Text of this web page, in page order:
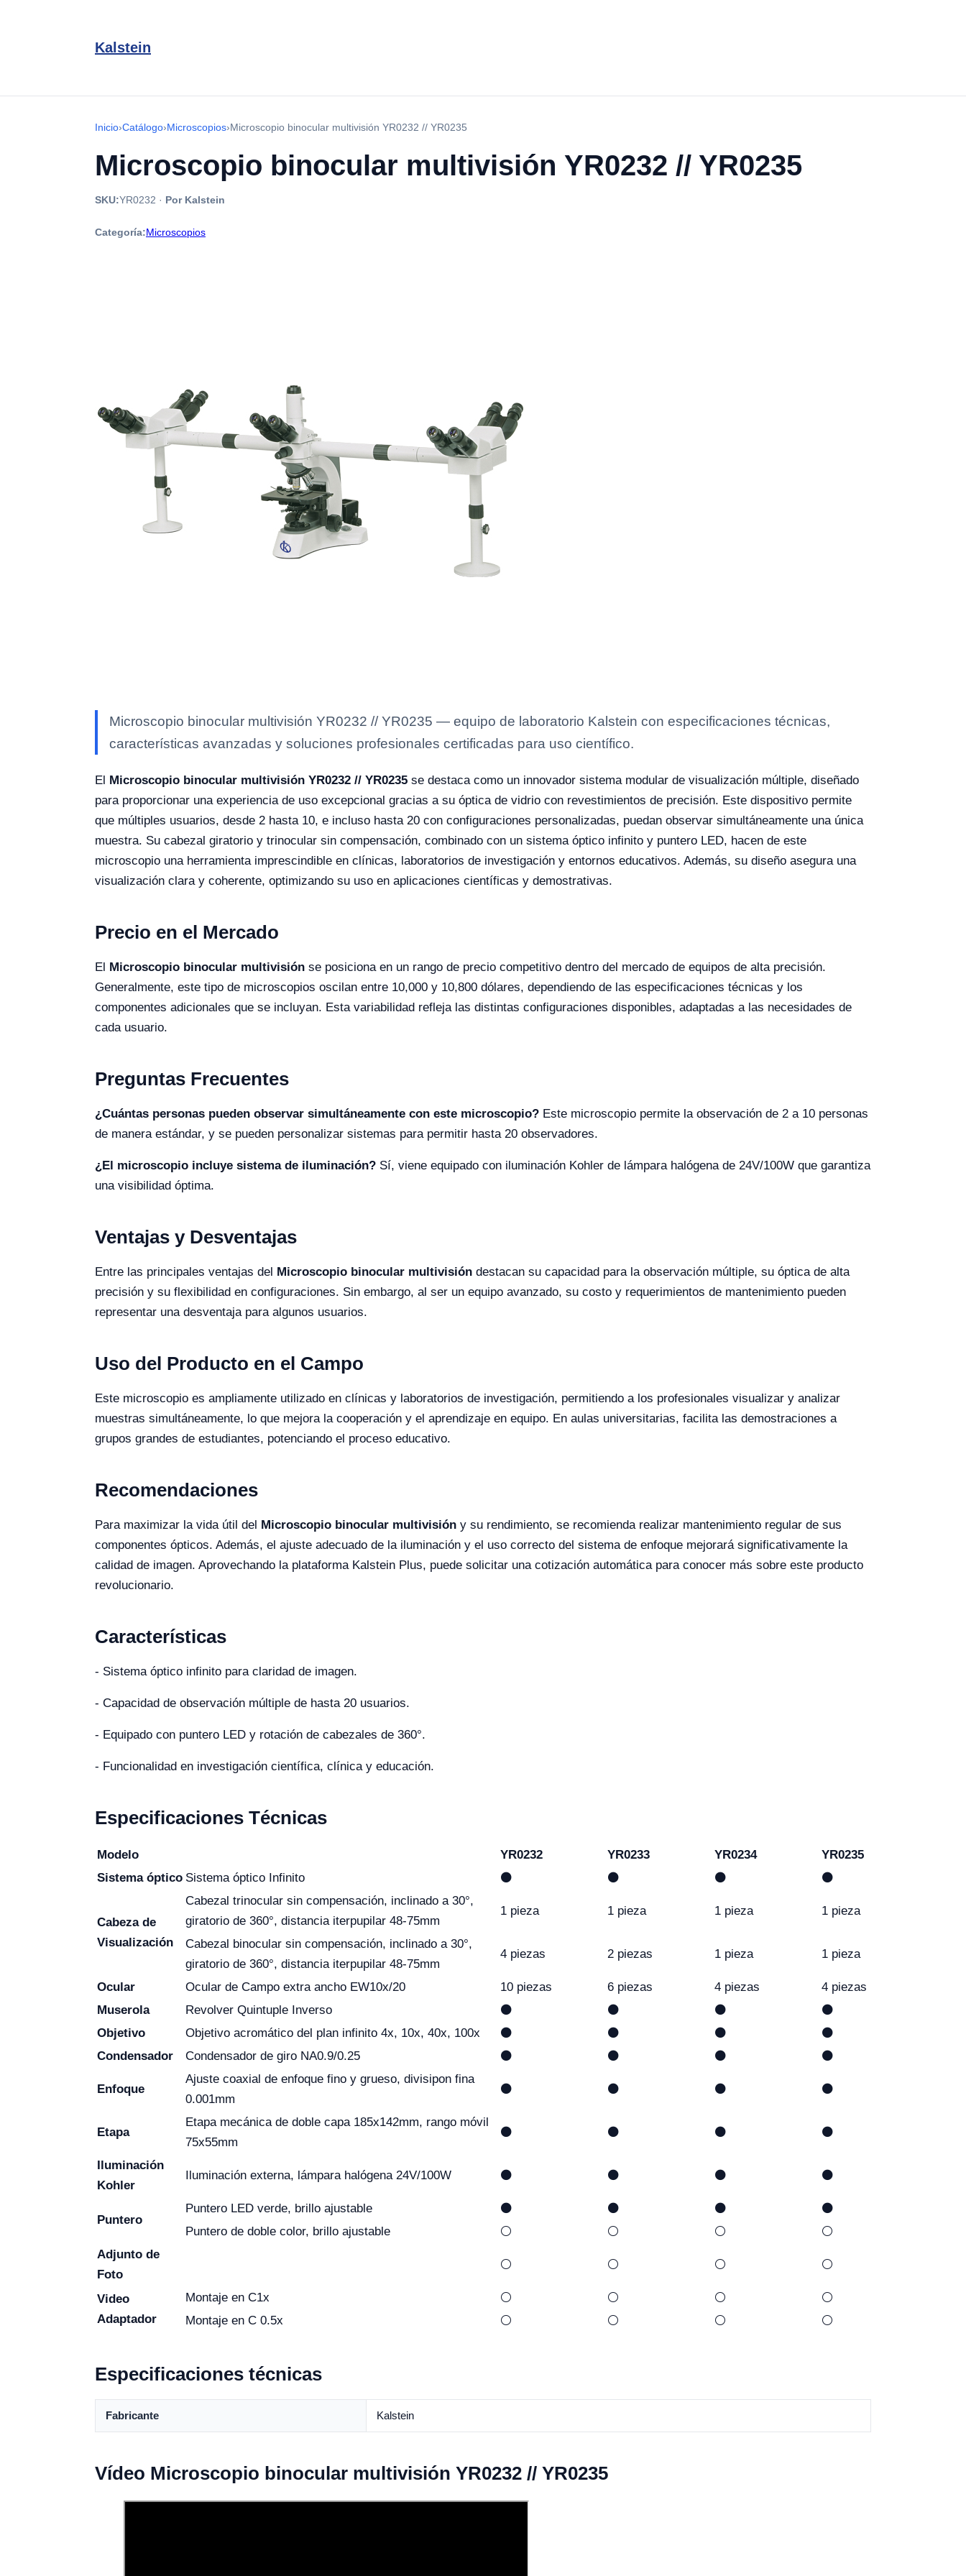
Kalstein
Inicio›Catálogo›Microscopios›Microscopio binocular multivisión YR0232 // YR0235
Microscopio binocular multivisión YR0232 // YR0235
SKU:YR0232 · Por Kalstein
Categoría:Microscopios
Microscopio binocular multivisión YR0232 // YR0235 — equipo de laboratorio Kalstein con especificaciones técnicas,
características avanzadas y soluciones profesionales certificadas para uso científico.
El Microscopio binocular multivisión YR0232 // YR0235 se destaca como un innovador sistema modular de visualización múltiple, diseñado
para proporcionar una experiencia de uso excepcional gracias a su óptica de vidrio con revestimientos de precisión. Este dispositivo permite
que múltiples usuarios, desde 2 hasta 10, e incluso hasta 20 con configuraciones personalizadas, puedan observar simultáneamente una única
muestra. Su cabezal giratorio y trinocular sin compensación, combinado con un sistema óptico infinito y puntero LED, hacen de este
microscopio una herramienta imprescindible en clínicas, laboratorios de investigación y entornos educativos. Además, su diseño asegura una
visualización clara y coherente, optimizando su uso en aplicaciones científicas y demostrativas.
Precio en el Mercado
El Microscopio binocular multivisión se posiciona en un rango de precio competitivo dentro del mercado de equipos de alta precisión.
Generalmente, este tipo de microscopios oscilan entre 10,000 y 10,800 dólares, dependiendo de las especificaciones técnicas y los
componentes adicionales que se incluyan. Esta variabilidad refleja las distintas configuraciones disponibles, adaptadas a las necesidades de
cada usuario.
Preguntas Frecuentes
¿Cuántas personas pueden observar simultáneamente con este microscopio? Este microscopio permite la observación de 2 a 10 personas
de manera estándar, y se pueden personalizar sistemas para permitir hasta 20 observadores.
¿El microscopio incluye sistema de iluminación? Sí, viene equipado con iluminación Kohler de lámpara halógena de 24V/100W que garantiza
una visibilidad óptima.
Ventajas y Desventajas
Entre las principales ventajas del Microscopio binocular multivisión destacan su capacidad para la observación múltiple, su óptica de alta
precisión y su flexibilidad en configuraciones. Sin embargo, al ser un equipo avanzado, su costo y requerimientos de mantenimiento pueden
representar una desventaja para algunos usuarios.
Uso del Producto en el Campo
Este microscopio es ampliamente utilizado en clínicas y laboratorios de investigación, permitiendo a los profesionales visualizar y analizar
muestras simultáneamente, lo que mejora la cooperación y el aprendizaje en equipo. En aulas universitarias, facilita las demostraciones a
grupos grandes de estudiantes, potenciando el proceso educativo.
Recomendaciones
Para maximizar la vida útil del Microscopio binocular multivisión y su rendimiento, se recomienda realizar mantenimiento regular de sus
componentes ópticos. Además, el ajuste adecuado de la iluminación y el uso correcto del sistema de enfoque mejorará significativamente la
calidad de imagen. Aprovechando la plataforma Kalstein Plus, puede solicitar una cotización automática para conocer más sobre este producto
revolucionario.
Características
- Sistema óptico infinito para claridad de imagen.
- Capacidad de observación múltiple de hasta 20 usuarios.
- Equipado con puntero LED y rotación de cabezales de 360°.
- Funcionalidad en investigación científica, clínica y educación.
Especificaciones Técnicas
Modelo YR0232 YR0233 YR0234
YR0235
Sistema óptico Sistema óptico Infinito ⚫ ⚫ ⚫ ⚫
Cabeza de
Visualización
Cabezal trinocular sin compensación, inclinado a 30°,
giratorio de 360°, distancia iterpupilar 48-75mm
1 pieza 1 pieza 1 pieza 1 pieza
Cabezal binocular sin compensación, inclinado a 30°,
giratorio de 360°, distancia iterpupilar 48-75mm
4 piezas 2 piezas 1 pieza 1 pieza
Ocular Ocular de Campo extra ancho EW10x/20 10 piezas 6 piezas 4 piezas
4 piezas
Muserola
Revolver Quintuple Inverso ⚫ ⚫ ⚫
⚫
Objetivo
Objetivo acromático del plan infinito 4x, 10x, 40x, 100x ⚫ ⚫ ⚫
⚫
Condensador
Condensador de giro NA0.9/0.25 ⚫ ⚫ ⚫ ⚫
Enfoque
Ajuste coaxial de enfoque fino y grueso, divisipon fina
0.001mm
⚫ ⚫ ⚫ ⚫
Etapa
Etapa mecánica de doble capa 185x142mm, rango móvil
75x55mm
⚫ ⚫ ⚫ ⚫
Iluminación
Kohler
Iluminación externa, lámpara halógena 24V/100W ⚫ ⚫ ⚫ ⚫
Puntero
Puntero LED verde, brillo ajustable ⚫ ⚫ ⚫
⚫
Puntero de doble color, brillo ajustable
⚪ ⚪ ⚪
⚪
Adjunto de
Foto
⚪ ⚪ ⚪ ⚪
Video
Adaptador
Montaje en C1x ⚪ ⚪ ⚪
⚪
Montaje en C 0.5x
⚪ ⚪ ⚪ ⚪
Especificaciones técnicas
Fabricante Kalstein
Vídeo Microscopio binocular multivisión YR0232 // YR0235